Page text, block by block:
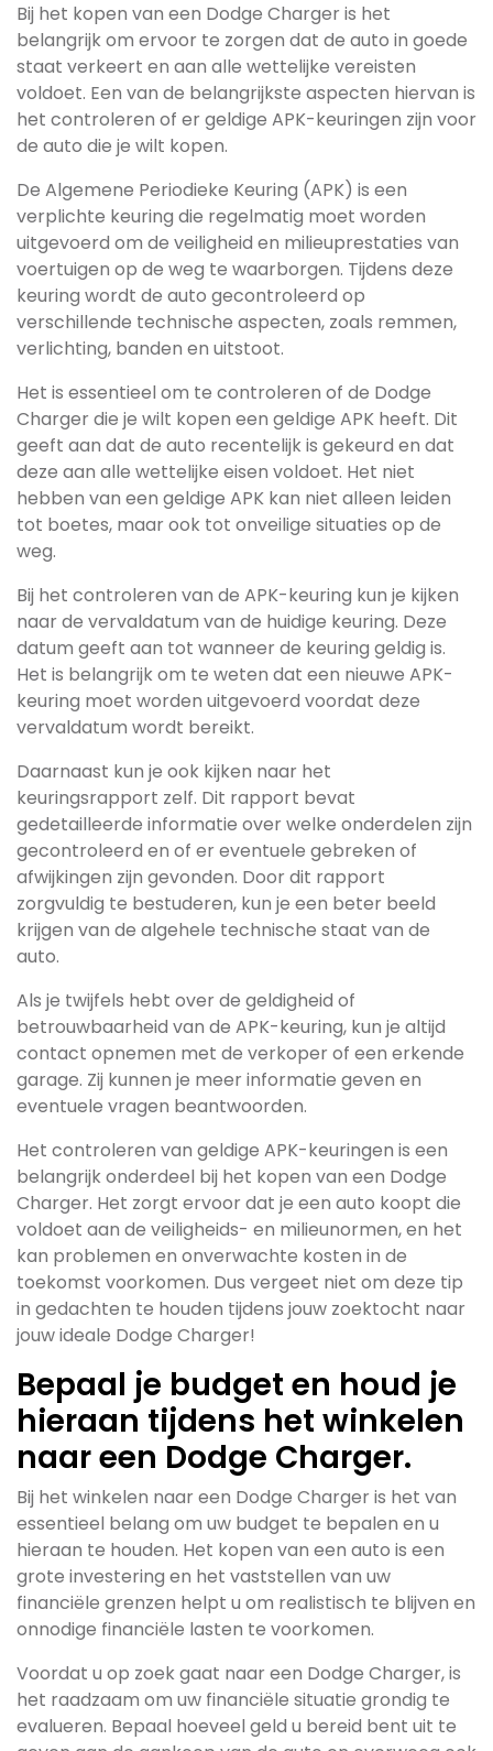
Bij het kopen van een Dodge Charger is het
belangrijk om ervoor te zorgen dat de auto in goede
staat verkeert en aan alle wettelijke vereisten
voldoet. Een van de belangrijkste aspecten hiervan is
het controleren of er geldige APK-keuringen zijn voor
de auto die je wilt kopen.
De Algemene Periodieke Keuring (APK) is een
verplichte keuring die regelmatig moet worden
uitgevoerd om de veiligheid en milieuprestaties van
voertuigen op de weg te waarborgen. Tijdens deze
keuring wordt de auto gecontroleerd op
verschillende technische aspecten, zoals remmen,
verlichting, banden en uitstoot.
Het is essentieel om te controleren of de Dodge
Charger die je wilt kopen een geldige APK heeft. Dit
geeft aan dat de auto recentelijk is gekeurd en dat
deze aan alle wettelijke eisen voldoet. Het niet
hebben van een geldige APK kan niet alleen leiden
tot boetes, maar ook tot onveilige situaties op de
weg.
Bij het controleren van de APK-keuring kun je kijken
naar de vervaldatum van de huidige keuring. Deze
datum geeft aan tot wanneer de keuring geldig is.
Het is belangrijk om te weten dat een nieuwe APK-
keuring moet worden uitgevoerd voordat deze
vervaldatum wordt bereikt.
Daarnaast kun je ook kijken naar het
keuringsrapport zelf. Dit rapport bevat
gedetailleerde informatie over welke onderdelen zijn
gecontroleerd en of er eventuele gebreken of
afwijkingen zijn gevonden. Door dit rapport
zorgvuldig te bestuderen, kun je een beter beeld
krijgen van de algehele technische staat van de
auto.
Als je twijfels hebt over de geldigheid of
betrouwbaarheid van de APK-keuring, kun je altijd
contact opnemen met de verkoper of een erkende
garage. Zij kunnen je meer informatie geven en
eventuele vragen beantwoorden.
Het controleren van geldige APK-keuringen is een
belangrijk onderdeel bij het kopen van een Dodge
Charger. Het zorgt ervoor dat je een auto koopt die
voldoet aan de veiligheids- en milieunormen, en het
kan problemen en onverwachte kosten in de
toekomst voorkomen. Dus vergeet niet om deze tip
in gedachten te houden tijdens jouw zoektocht naar
jouw ideale Dodge Charger!
Bepaal je budget en houd je
hieraan tijdens het winkelen
naar een Dodge Charger.
Bij het winkelen naar een Dodge Charger is het van
essentieel belang om uw budget te bepalen en u
hieraan te houden. Het kopen van een auto is een
grote investering en het vaststellen van uw
financiële grenzen helpt u om realistisch te blijven en
onnodige financiële lasten te voorkomen.
Voordat u op zoek gaat naar een Dodge Charger, is
het raadzaam om uw financiële situatie grondig te
evalueren. Bepaal hoeveel geld u bereid bent uit te